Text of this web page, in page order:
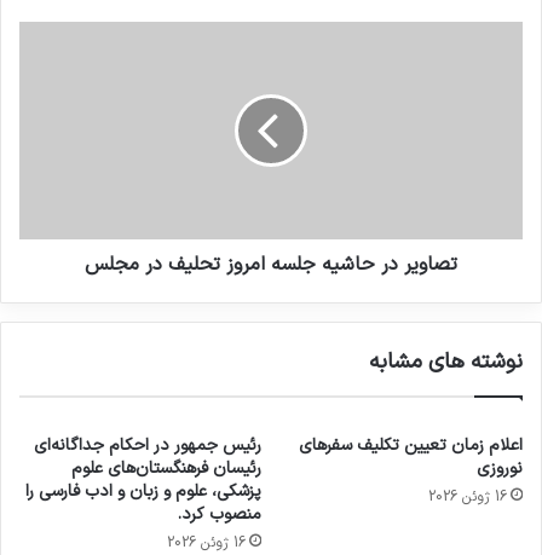
تصاویر در حاشیه جلسه امروز تحلیف در مجلس
نوشته های مشابه
اعلام زمان تعیین تکلیف سفرهای
نوروزی
16 ژوئن 2026
رئیس جمهور در احکام جداگانه‌ای
رئیسان فرهنگستان‌های علوم
پزشکی، علوم و زبان و ادب فارسی را
منصوب کرد.
16 ژوئن 2026